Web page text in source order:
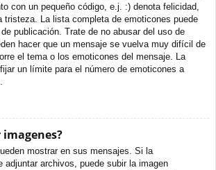
con un pequeño código, e.j. :) denota felicidad,
tristeza. La lista completa de emoticones puede
publicación. Trate de no abusar del uso de
hacer que un mensaje se vuelva muy difícil de
el tema o los emoticones del mensaje. La
un límite para el número de emoticones a
mostrar en sus mensajes. Si la
adjuntar archivos, puede subir la imagen